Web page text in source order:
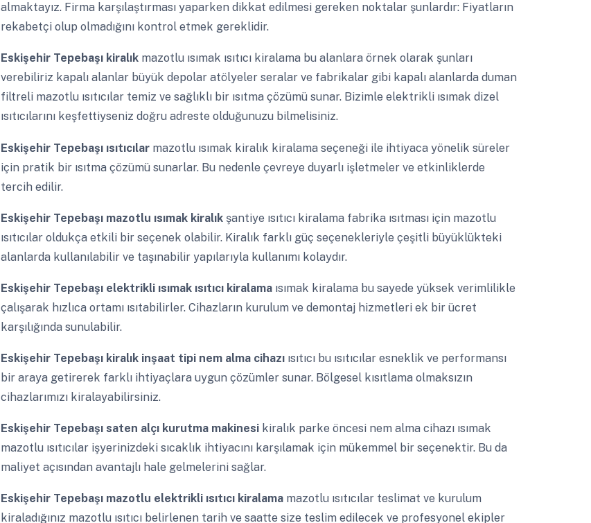
almaktayız. Firma karşılaştırması yaparken dikkat edilmesi gereken noktalar şunlardır: Fiyatların
rekabetçi olup olmadığını kontrol etmek gereklidir.
Eskişehir Tepebaşı kiralık mazotlu ısımak ısıtıcı kiralama bu alanlara örnek olarak şunları
verebiliriz kapalı alanlar büyük depolar atölyeler seralar ve fabrikalar gibi kapalı alanlarda duman
filtreli mazotlu ısıtıcılar temiz ve sağlıklı bir ısıtma çözümü sunar. Bizimle elektrikli ısımak dizel
ısıtıcılarını keşfettiyseniz doğru adreste olduğunuzu bilmelisiniz.
Eskişehir Tepebaşı ısıtıcılar mazotlu ısımak kiralık kiralama seçeneği ile ihtiyaca yönelik süreler
için pratik bir ısıtma çözümü sunarlar. Bu nedenle çevreye duyarlı işletmeler ve etkinliklerde
tercih edilir.
Eskişehir Tepebaşı mazotlu ısımak kiralık şantiye ısıtıcı kiralama fabrika ısıtması için mazotlu
ısıtıcılar oldukça etkili bir seçenek olabilir. Kiralık farklı güç seçenekleriyle çeşitli büyüklükteki
alanlarda kullanılabilir ve taşınabilir yapılarıyla kullanımı kolaydır.
Eskişehir Tepebaşı elektrikli ısımak ısıtıcı kiralama ısımak kiralama bu sayede yüksek verimlilikle
çalışarak hızlıca ortamı ısıtabilirler. Cihazların kurulum ve demontaj hizmetleri ek bir ücret
karşılığında sunulabilir.
Eskişehir Tepebaşı kiralık inşaat tipi nem alma cihazı ısıtıcı bu ısıtıcılar esneklik ve performansı
bir araya getirerek farklı ihtiyaçlara uygun çözümler sunar. Bölgesel kısıtlama olmaksızın
cihazlarımızı kiralayabilirsiniz.
Eskişehir Tepebaşı saten alçı kurutma makinesi kiralık parke öncesi nem alma cihazı ısımak
mazotlu ısıtıcılar işyerinizdeki sıcaklık ihtiyacını karşılamak için mükemmel bir seçenektir. Bu da
maliyet açısından avantajlı hale gelmelerini sağlar.
Eskişehir Tepebaşı mazotlu elektrikli ısıtıcı kiralama mazotlu ısıtıcılar teslimat ve kurulum
kiraladığınız mazotlu ısıtıcı belirlenen tarih ve saatte size teslim edilecek ve profesyonel ekipler